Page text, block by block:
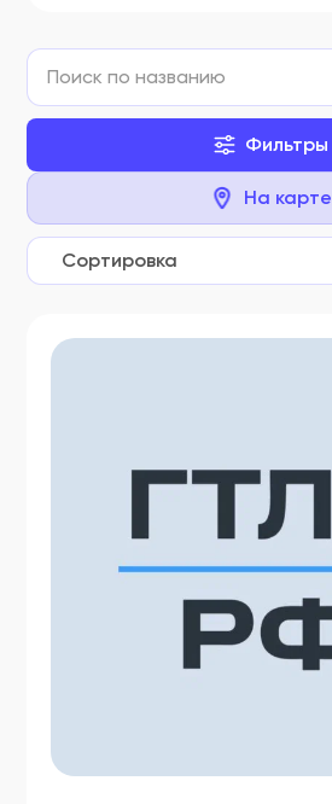
Фильтры
На карте
Сортировка